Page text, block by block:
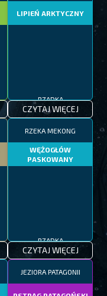
LIPIEŃ ARKTYCZNY
CZYTAJ WIĘCEJ
RZEKA MEKONG
WĘŻOGŁÓW
PASKOWANY
CZYTAJ WIĘCEJ
JEZIORA PATAGONII